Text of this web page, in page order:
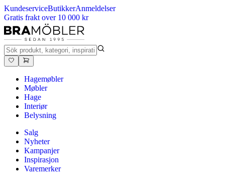
KundeserviceButikkerAnmeldelser
Gratis frakt over 10 000 kr
Hagemøbler
Møbler
Hage
Interiør
Belysning
Salg
Nyheter
Kampanjer
Inspirasjon
Varemerker